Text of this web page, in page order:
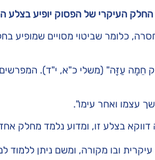
העיקרי של הפסוק יופיע בצלע
כלומר שביטוי מסויים
עַזָּה" (משלי כ"א, י"ד). המפרשים
עצמו ואחר עימו".
דווקא בצלע זו, ומדוע נלמד מחלק
ובו מקורה, ומשם ניתן ללמוד